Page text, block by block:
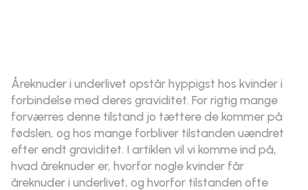
Åreknuder i underlivet opstår hyppigst hos kvinder i
forbindelse med deres graviditet. For rigtig mange
forværres denne tilstand jo tættere de kommer på
fødslen, og hos mange forbliver tilstanden uændret
efter endt graviditet. I artiklen vil vi komme ind på,
hvad åreknuder er, hvorfor nogle kvinder får
åreknuder i underlivet, og hvorfor tilstanden ofte